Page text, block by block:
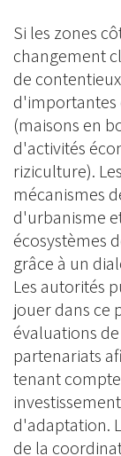
Si les zones
changement
de
(maisons en
d'activités
riziculture).
mécanismes
d'urbanisme
écosystèmes
grâce à un
Les autorités
jouer dans ce
évaluations
partenariats
tenant
d'adaptation.
de la